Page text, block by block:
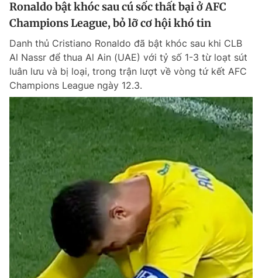
Ronaldo bật khóc sau cú sốc thất bại ở AFC
Champions League, bỏ lỡ cơ hội khó tin
Danh thủ Cristiano Ronaldo đã bật khóc sau khi CLB
Al Nassr để thua Al Ain (UAE) với tỷ số 1-3 từ loạt sút
luân lưu và bị loại, trong trận lượt về vòng tứ kết AFC
Champions League ngày 12.3.